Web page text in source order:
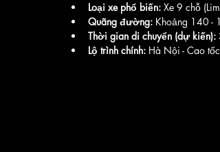
Loại xe phổ biến: Xe 9 chỗ
Quãng đường: Khoảng 140 -
Thời gian di chuyển (dự kiến):
Lộ trình chính: Hà Nội - Cao